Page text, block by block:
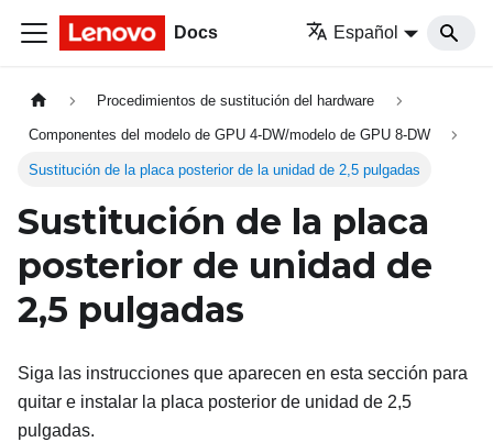
Docs Español
Procedimientos de sustitución del hardware
Componentes del modelo de GPU 4-DW/modelo de GPU 8-DW
Sustitución de la placa posterior de la unidad de 2,5 pulgadas
Sustitución de la placa
posterior de unidad de
2,5 pulgadas
Siga las instrucciones que aparecen en esta sección para
quitar e instalar la placa posterior de unidad de 2,5
pulgadas.